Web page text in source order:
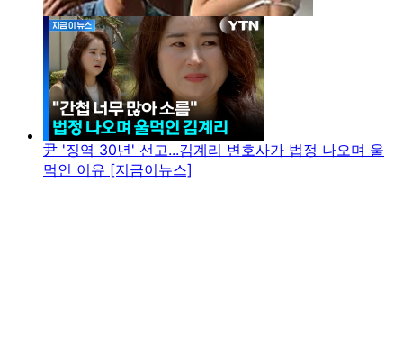
尹 '징역 30년' 선고...김계리 변호사가 법정 나오며 울
먹인 이유 [지금이뉴스]